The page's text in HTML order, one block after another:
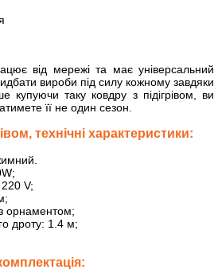
від мережі та має універсальний
вироби під силу кожному завдяки
купуючи таку ковдру з підігрівом, ви
її не один сезон.
технічні характеристики:
V;
орнаментом;
дроту: 1.4 м;